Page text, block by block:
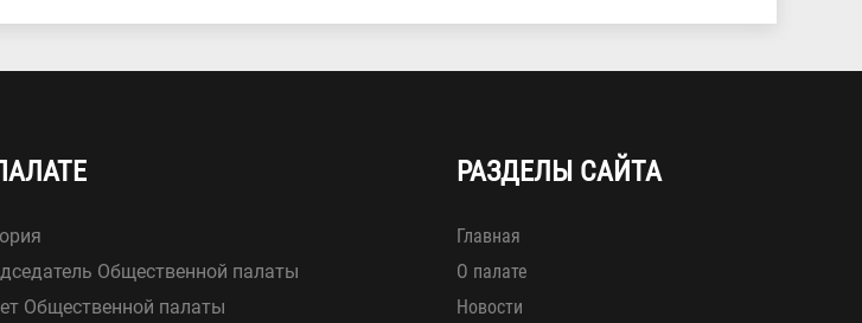
Общественной палаты
Общественной палаты
РАЗДЕЛЫ САЙТА
Главная
О палате
Новости